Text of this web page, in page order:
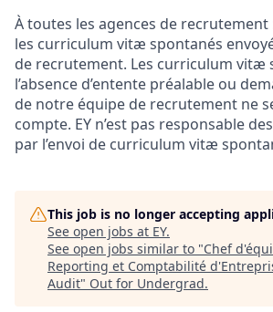
À toutes les agences de recrutement :
les curriculum vitæ spontanés
de recrutement. Les curriculum vitæ
l’absence d’entente préalable ou
de notre équipe de recrutement ne
compte. EY n’est pas responsable
par l’envoi de curriculum vitæ
This job is no longer accepting
See open jobs at EY.
See open jobs similar to "Chef
Reporting et Comptabilité
Audit" Out for Undergrad.